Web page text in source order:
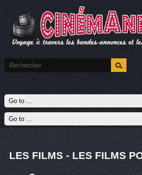
LES FILMS - LES FILMS